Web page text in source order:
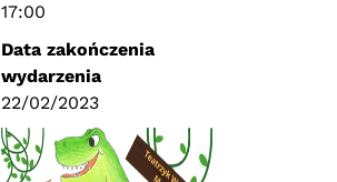
17:00
Data zakończenia
wydarzenia
22/02/2023